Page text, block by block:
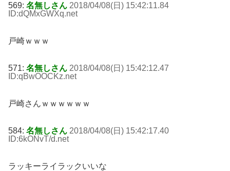
569: 名無しさん 2018/04/08(日) 15:42:11.84
ID:dQMxGWXq.net
戸崎ｗｗｗ
571: 名無しさん 2018/04/08(日) 15:42:12.47
ID:qBwOOCKz.net
戸崎さんｗｗｗｗｗｗ
584: 名無しさん 2018/04/08(日) 15:42:17.40
ID:6kONvT/d.net
ラッキーライラックいいな